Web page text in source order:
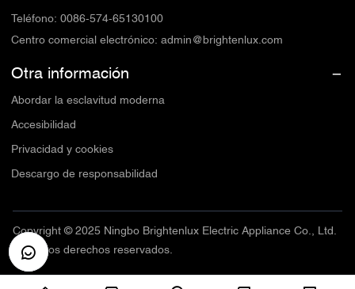
Teléfono: 0086-574-65130100
Centro comercial electrónico: admin@brightenlux.com
Otra información
Abordar la esclavitud moderna
Accesibilidad
Privacidad y cookies
Descargo de responsabilidad
Copyright © 2025 Ningbo Brightenlux Electric Appliance Co., Ltd.
Todos los derechos reservados.